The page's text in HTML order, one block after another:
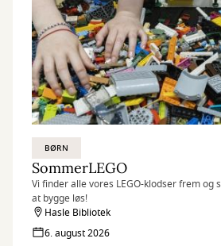
BØRN
SommerLEGO
Vi finder alle vores LEGO-klodser frem og
at bygge løs!
Hasle Bibliotek
6. august 2026